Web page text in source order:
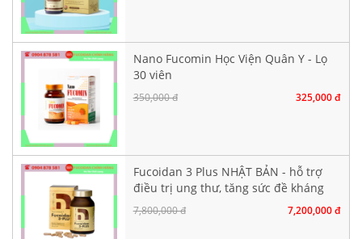
Nano Fucomin Học Viện Quân Y - Lọ
30 viên
350,000 đ 325,000 đ
Fucoidan 3 Plus NHẬT BẢN - hỗ trợ
điều trị ung thư, tăng sức đề kháng
7,800,000 đ 7,200,000 đ